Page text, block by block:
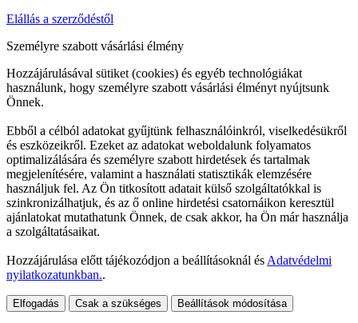
Elállás a szerződéstől
Személyre szabott vásárlási élmény
Hozzájárulásával sütiket (cookies) és egyéb technológiákat
használunk, hogy személyre szabott vásárlási élményt nyújtsunk
Önnek.
Ebből a célból adatokat gyűjtünk felhasználóinkról, viselkedésükről
és eszközeikről. Ezeket az adatokat weboldalunk folyamatos
optimalizálására és személyre szabott hirdetések és tartalmak
megjelenítésére, valamint a használati statisztikák elemzésére
használjuk fel. Az Ön titkosított adatait külső szolgáltatókkal is
szinkronizálhatjuk, és az ő online hirdetési csatornáikon keresztül
ajánlatokat mutathatunk Önnek, de csak akkor, ha Ön már használja
a szolgáltatásaikat.
Hozzájárulása előtt tájékozódjon a beállításoknál és Adatvédelmi
nyilatkozatunkban..
Elfogadás Csak a szükséges Beállítások módosítása